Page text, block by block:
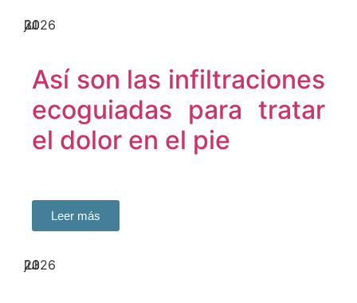
30
jul
2026
Así son las infiltraciones
ecoguiadas para tratar
el dolor en el pie
Leer más
23
jul
2026